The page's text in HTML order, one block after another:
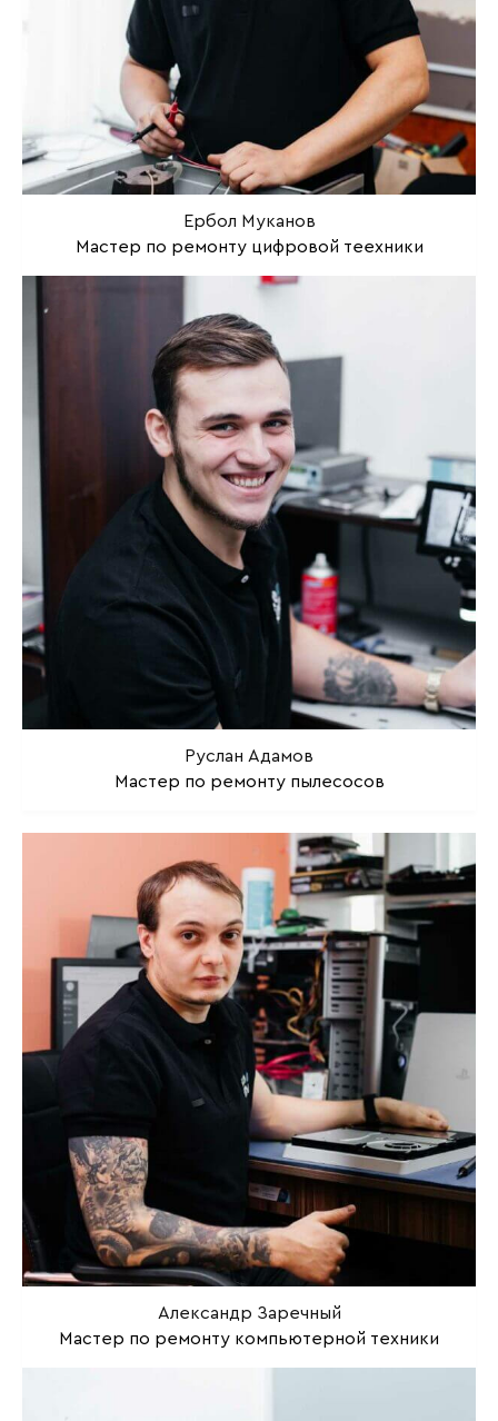
Ербол Муканов
Мастер по ремонту цифровой теехники
Руслан Адамов
Мастер по ремонту пылесосов
Александр Заречный
Мастер по ремонту компьютерной техники